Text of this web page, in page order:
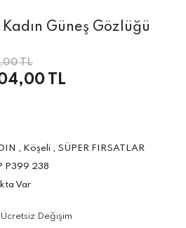
Güneş Gözlüğü
TL
TL
, Köşeli , SÜPER FIRSATLAR
P399 238
Var
Değişim